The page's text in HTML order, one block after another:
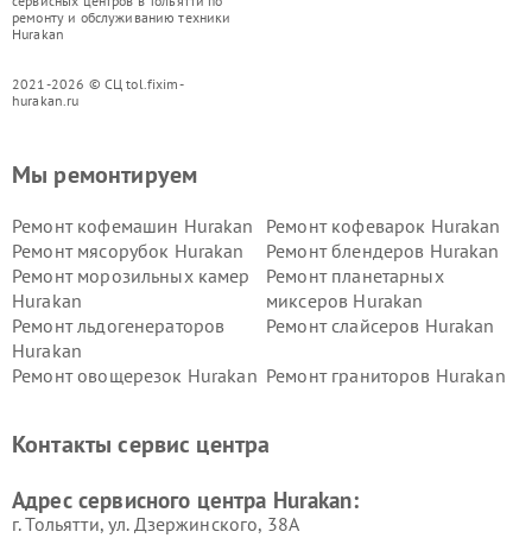
ремонту и обслуживанию техники
Hurakan
2021-2026 © СЦ tol.fixim-
hurakan.ru
Мы ремонтируем
Ремонт кофемашин Hurakan
Ремонт кофеварок Hurakan
Ремонт мясорубок Hurakan
Ремонт блендеров Hurakan
Ремонт морозильных камер
Hurakan
Ремонт планетарных
миксеров Hurakan
Ремонт льдогенераторов
Hurakan
Ремонт слайсеров Hurakan
Ремонт овощерезок Hurakan Ремонт граниторов Hurakan
Hurakan
Контакты сервис центра
Адрес сервисного центра Hurakan:
г. Тольятти, ул. Дзержинского, 38А